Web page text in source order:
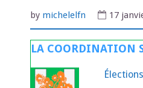
by michelelfn 17
LA COORDINATION